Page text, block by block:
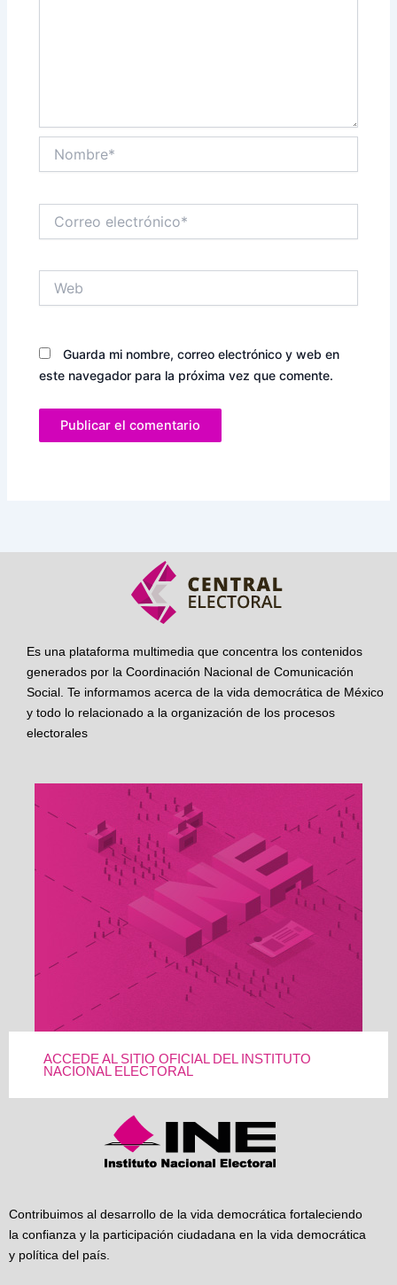
electrónico*
Guarda mi nombre, correo electrónico y web en
este navegador para la próxima vez que comente.
Es una plataforma multimedia que concentra los contenidos
generados por la Coordinación Nacional de Comunicación
Social. Te informamos acerca de la vida democrática de México
y todo lo relacionado a la organización de los procesos
electorales
ACCEDE AL SITIO OFICIAL DEL INSTITUTO
NACIONAL ELECTORAL
Contribuimos al desarrollo de la vida democrática fortaleciendo
la confianza y la participación ciudadana en la vida democrática
y política del país.